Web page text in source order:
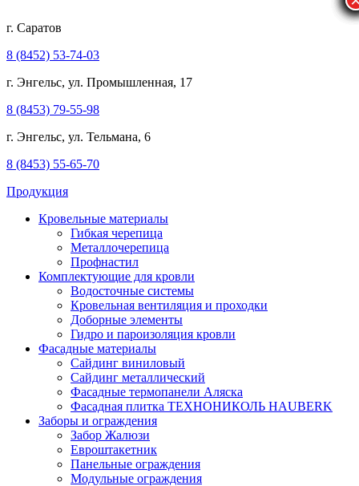
г. Саратов
8 (8452) 53-74-03
г. Энгельс, ул. Промышленная, 17
8 (8453) 79-55-98
г. Энгельс, ул. Тельмана, 6
8 (8453) 55-65-70
Продукция
Кровельные материалы
Гибкая черепица
Металлочерепица
Профнастил
Комплектующие для кровли
Водосточные системы
Кровельная вентиляция и проходки
Доборные элементы
Гидро и пароизоляция кровли
Фасадные материалы
Сайдинг виниловый
Сайдинг металлический
Фасадные термопанели Аляска
Фасадная плитка ТЕХНОНИКОЛЬ HAUBERK
Заборы и ограждения
Забор Жалюзи
Евроштакетник
Панельные ограждения
Модульные ограждения